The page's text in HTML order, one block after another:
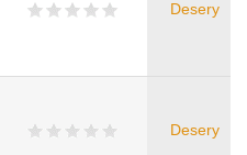
Desery
Desery